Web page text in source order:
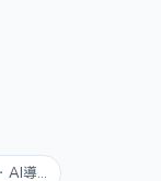
導...